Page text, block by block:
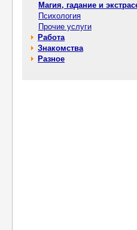
Магия, гадание и
Психология
Прочие услуги
Работа
Знакомства
Разное